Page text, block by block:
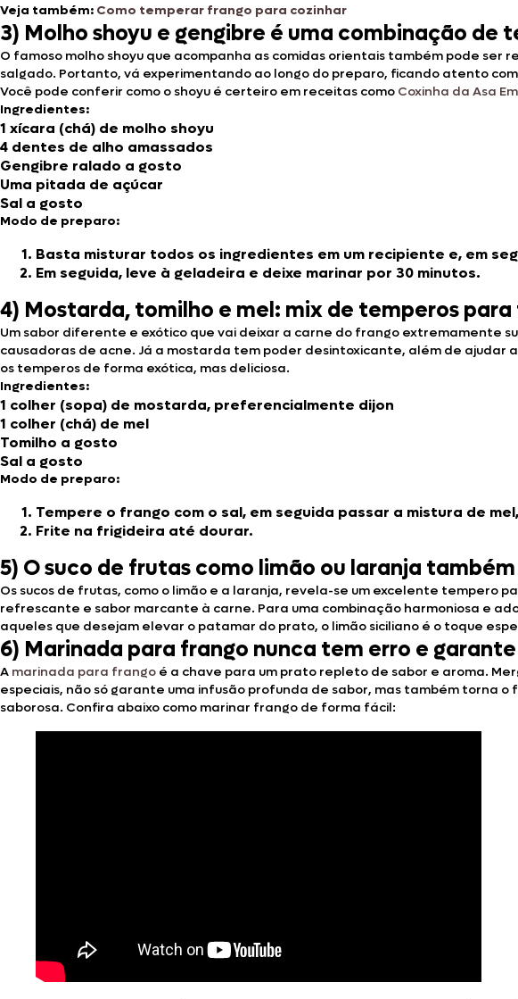
Veja também: Como temperar frango para cozinhar
3) Molho shoyu e gengibre é uma combinação
O famoso molho shoyu que acompanha as comidas orientais também pode ser
salgado. Portanto, vá experimentando ao longo do preparo, ficando atento
Você pode conferir como o shoyu é certeiro em receitas como Coxinha da Asa
Ingredientes:
1 xícara (chá) de molho shoyu
4 dentes de alho amassados
Gengibre ralado a gosto
Uma pitada de açúcar
Sal a gosto
Modo de preparo:
Basta misturar todos os ingredientes em um recipiente e, em
Em seguida, leve à geladeira e deixe marinar por 30 minutos.
4) Mostarda, tomilho e mel: mix de temperos
Um sabor diferente e exótico que vai deixar a carne do frango extremamente
causadoras de acne. Já a mostarda tem poder desintoxicante, além de ajudar
os temperos de forma exótica, mas deliciosa.
Ingredientes:
1 colher (sopa) de mostarda, preferencialmente dijon
1 colher (chá) de mel
Tomilho a gosto
Sal a gosto
Modo de preparo:
Tempere o frango com o sal, em seguida passar a mistura de
Frite na frigideira até dourar.
5) O suco de frutas como limão ou laranja
Os sucos de frutas, como o limão e a laranja, revela-se um excelente tempero
refrescante e sabor marcante à carne. Para uma combinação harmoniosa e
aqueles que desejam elevar o patamar do prato, o limão siciliano é o toque
6) Marinada para frango nunca tem erro e
A marinada para frango é a chave para um prato repleto de sabor e aroma.
especiais, não só garante uma infusão profunda de sabor, mas também torna
saborosa. Confira abaixo como marinar frango de forma fácil: